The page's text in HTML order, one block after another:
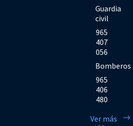
Guardia
civil
965
407
056
Bomberos
965
406
480
Ver más